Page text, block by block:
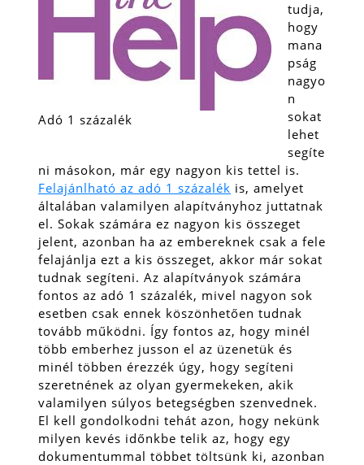
Adó 1 százalék
tudja,
hogy
mana
pság
nagyo
n
sokat
lehet
segíte
ni másokon, már egy nagyon kis tettel is.
Felajánlható az adó 1 százalék is, amelyet
általában valamilyen alapítványhoz juttatnak
el. Sokak számára ez nagyon kis összeget
jelent, azonban ha az embereknek csak a fele
felajánlja ezt a kis összeget, akkor már sokat
tudnak segíteni. Az alapítványok számára
fontos az adó 1 százalék, mivel nagyon sok
esetben csak ennek köszönhetően tudnak
tovább működni. Így fontos az, hogy minél
több emberhez jusson el az üzenetük és
minél többen érezzék úgy, hogy segíteni
szeretnének az olyan gyermekeken, akik
valamilyen súlyos betegségben szenvednek.
El kell gondolkodni tehát azon, hogy nekünk
milyen kevés időnkbe telik az, hogy egy
dokumentummal többet töltsünk ki, azonban